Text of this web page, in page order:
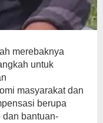
merebaknya
untuk
masyarakat dan
berupa
dan bantuan-